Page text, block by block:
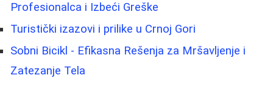
Profesionalca i Izbeći Greške
Turistički izazovi i prilike u Crnoj Gori
Sobni Bicikl - Efikasna Rešenja za Mršavljenje i
Zatezanje Tela